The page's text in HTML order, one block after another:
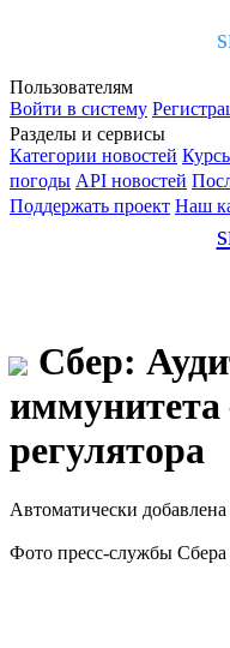
Пользователям
Войти в систему
Разделы и сервисы
Категории новостей
погоды API новостей
Поддержать проект Наш
Сбер:
регулятора
Автоматически
Фото пресс-службы Сбера